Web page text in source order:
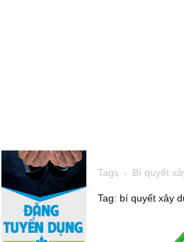
Tags Bí quyết
Tag: bí quyết xây